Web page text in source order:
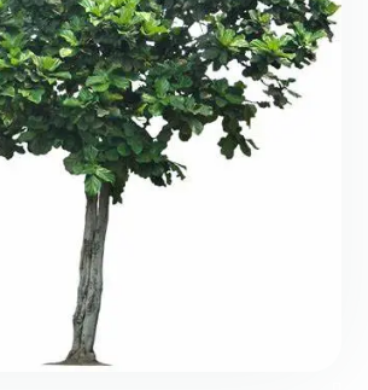
اختيار
الخيارات